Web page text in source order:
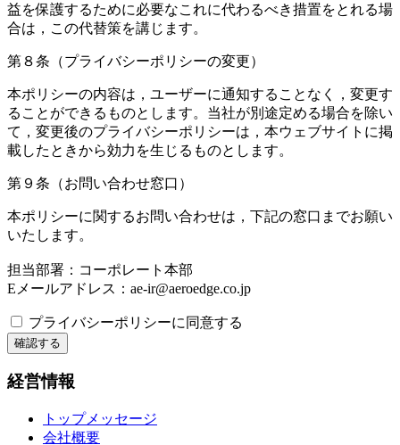
益を保護するために必要なこれに代わるべき措置をとれる場
合は，この代替策を講じます。
第８条（プライバシーポリシーの変更）
本ポリシーの内容は，ユーザーに通知することなく，変更す
ることができるものとします。当社が別途定める場合を除い
て，変更後のプライバシーポリシーは，本ウェブサイトに掲
載したときから効力を生じるものとします。
第９条（お問い合わせ窓口）
本ポリシーに関するお問い合わせは，下記の窓口までお願い
いたします。
担当部署：コーポレート本部
Eメールアドレス：ae-ir@aeroedge.co.jp
プライバシーポリシーに同意する
経営情報
トップメッセージ
会社概要